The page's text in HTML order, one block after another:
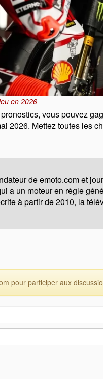
en 2026
vous pouvez
2026. Mettez toutes les
de emoto.com et
a un moteur en règle
à partir de 2010, la
pour participer aux